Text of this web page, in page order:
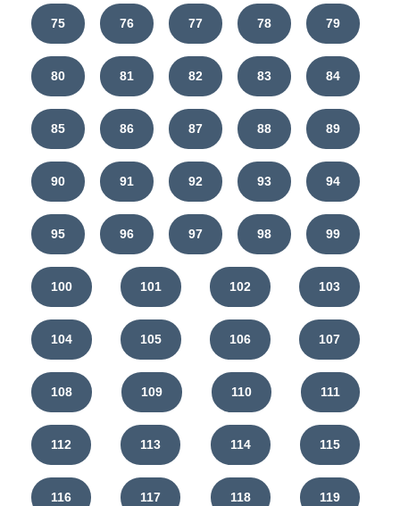
75 76 77 78 79
80 81 82 83 84
85 86 87 88 89
90 91 92 93 94
95 96 97 98 99
100 101 102 103
104 105 106 107
108 109 110 111
112 113 114 115
116 117 118 119